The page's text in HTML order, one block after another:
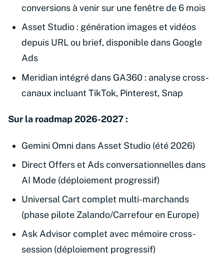
conversions à venir sur une fenêtre de 6 mois
Asset Studio : génération images et vidéos
depuis URL ou brief, disponible dans Google
Ads
Meridian intégré dans GA360 : analyse cross-
canaux incluant TikTok, Pinterest, Snap
Sur la roadmap 2026-2027 :
Gemini Omni dans Asset Studio (été 2026)
Direct Offers et Ads conversationnelles dans
AI Mode (déploiement progressif)
Universal Cart complet multi-marchands
(phase pilote Zalando/Carrefour en Europe)
Ask Advisor complet avec mémoire cross-
session (déploiement progressif)